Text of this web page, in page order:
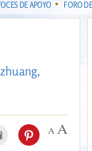
DE APOYO FORO